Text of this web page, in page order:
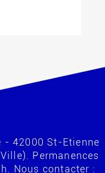
- 42000 St-Etienne
Permanences
Nous contacter :